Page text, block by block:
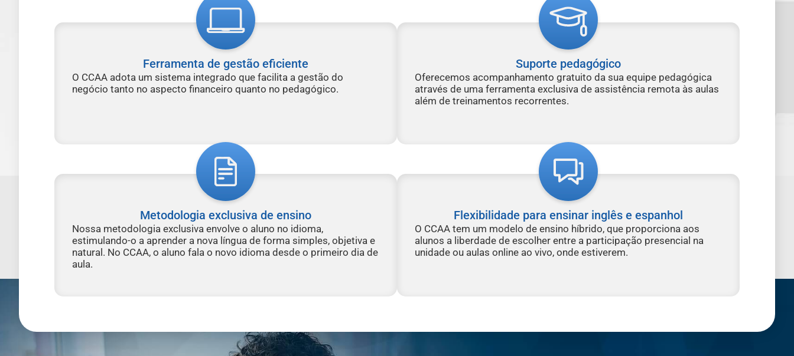
Ferramenta de gestão eficiente
O CCAA adota um sistema integrado que facilita a gestão do
negócio tanto no aspecto financeiro quanto no pedagógico.
Suporte pedagógico
Oferecemos acompanhamento gratuito da sua equipe pedagógica
através de uma ferramenta exclusiva de assistência remota às aulas
além de treinamentos recorrentes.
Metodologia exclusiva de ensino
Nossa metodologia exclusiva envolve o aluno no idioma,
estimulando-o a aprender a nova língua de forma simples, objetiva e
natural. No CCAA, o aluno fala o novo idioma desde o primeiro dia de
aula.
Flexibilidade para ensinar inglês e espanhol
O CCAA tem um modelo de ensino híbrido, que proporciona aos
alunos a liberdade de escolher entre a participação presencial na
unidade ou aulas online ao vivo, onde estiverem.